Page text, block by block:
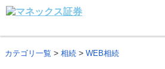
カテゴリ一覧 > 相続 > WEB相続